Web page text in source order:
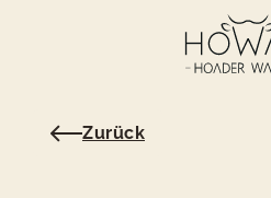
Zurück